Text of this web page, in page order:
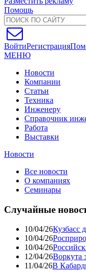
Помощь
ВойтиРегистрация
МЕНЮ
Новости
Компании
Статьи
Техника
Инженеру
Справочник
Работа
Выставки
Новости
Все новости
О компаниях
Семинары
Случайные
10/04/26Кузбасс
10/04/26
10/04/26
12/04/26Воркута
11/04/26В